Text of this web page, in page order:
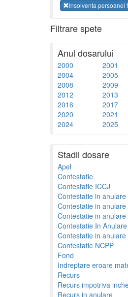
Insolventa persoanei
Filtrare spete
Anul dosarului
2000 2001
2004
2005
2008
2009
2012
2013
2016
2017
2020
2021
2024
2025
Stadii dosare
Apel
Contestatie
Contestatie ICCJ
Contestatie in anulare
Contestatie in anulare
Contestatie in anulare
Contestatie In
Contestatie in
Contestatie NCPP
Fond
Indreptare eroare
Recurs
Recurs impotriva
Recurs in anulare